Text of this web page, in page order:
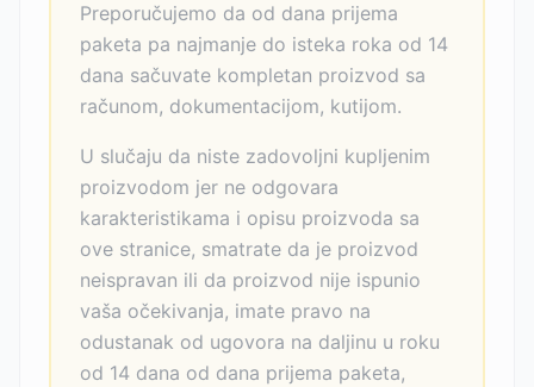
Preporučujemo da od dana prijema
paketa pa najmanje do isteka roka od 14
dana sačuvate kompletan proizvod sa
računom, dokumentacijom, kutijom.
U slučaju da niste zadovoljni kupljenim
proizvodom jer ne odgovara
karakteristikama i opisu proizvoda sa
ove stranice, smatrate da je proizvod
neispravan ili da proizvod nije ispunio
vaša očekivanja, imate pravo na
odustanak od ugovora na daljinu u roku
od 14 dana od dana prijema paketa,